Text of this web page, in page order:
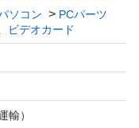
ソコン
PCパーツ
ビデオカード
輸）